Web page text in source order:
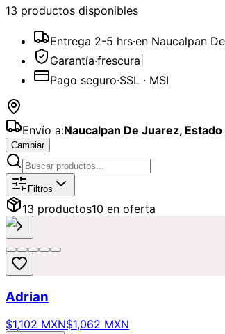
13 productos disponibles
Entrega 2-5 hrs·en Naucalpan
Garantía·frescura
Pago seguro·SSL · MSI
Envío a:Naucalpan De Juarez,
Cambiar
Catálogo deBautizo
Filtros
13 productos10 en oferta
Adrian
$1,102 MXN$1,062 MXN